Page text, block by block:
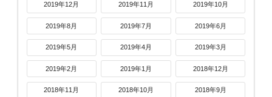
2019年12月 2019年11月 2019年10月
2019年8月 2019年7月 2019年6月
2019年5月 2019年4月 2019年3月
2019年2月 2019年1月 2018年12月
2018年11月 2018年10月 2018年9月